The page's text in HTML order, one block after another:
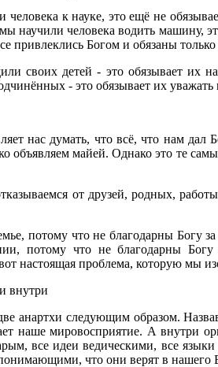
к науке, это ещё не
научили человека водить машину,
привлеклись Богом и обязаны
своих детей - это обязывает их
- это обязывает их
нас думать, что всё, что нам
объявляем майей. Однако это те
от друзей, родных,
потому что не благодарны Богу
потому что не благодарны
настоящая проблема, которую мы
внутри
анартхи следующим образом.
наше мировосприятие. А внутри
все идеи ведическими, все
что они верят в нашего